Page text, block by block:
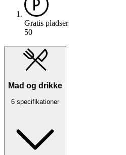
Gratis pladser
50
Mad og drikke
6 specifikationer